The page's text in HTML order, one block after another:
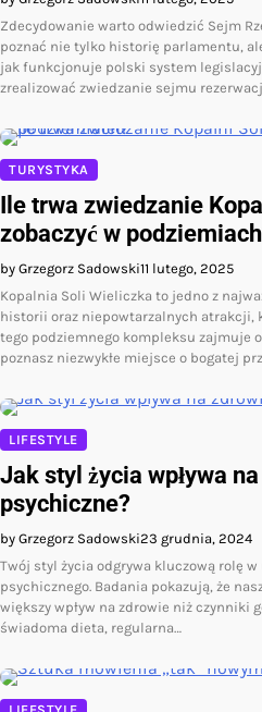
Zdecydowanie warto odwiedzić Sejm
poznać nie tylko historię parlamentu,
jak funkcjonuje polski system
zrealizować zwiedzanie sejmu
TURYSTYKA
Ile trwa zwiedzanie
zobaczyć w
by Grzegorz Sadowski11 lutego, 2025
Kopalnia Soli Wieliczka to jedno z
historii oraz niepowtarzalnych atrakcji,
tego podziemnego kompleksu zajmuje
poznasz niezwykłe miejsce o bogatej
LIFESTYLE
Jak styl życia wpływa
psychiczne?
by Grzegorz Sadowski23 grudnia, 2024
Twój styl życia odgrywa kluczową rolę
psychicznego. Badania pokazują, że
większy wpływ na zdrowie niż czynniki
świadoma dieta, regularna…